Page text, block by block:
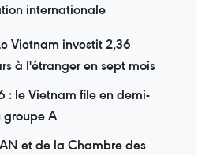
internationale
Vietnam investit 2,36
à l'étranger en sept mois
: le Vietnam file en demi-
groupe A
et de la Chambre des